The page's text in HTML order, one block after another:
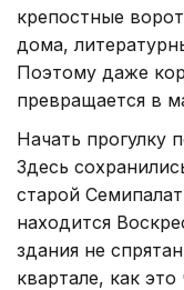
крепостные
дома,
Поэтому даже
превращается в
Начать прогулку
Здесь
старой
находится
здания не
квартале, как